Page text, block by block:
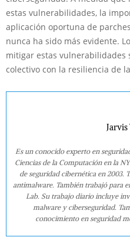
estas vulnerabilidades, la
aplicación oportuna de
nunca ha sido más evidente.
mitigar estas vulnerabilidades
colectivo con la resiliencia de
Jarvis
Es un conocido experto en
Ciencias de la Computación en la
de seguridad cibernética en 2003.
antimalware. También trabajó para
Lab. Su trabajo diario incluye
malware y ciberseguridad.
conocimiento en seguridad